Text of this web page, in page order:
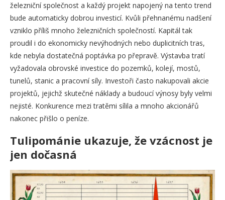
železniční společnost a každý projekt napojený na tento trend
bude automaticky dobrou investicí. Kvůli přehnanému nadšení
vzniklo příliš mnoho železničních společností. Kapitál tak
proudil i do ekonomicky nevýhodných nebo duplicitních tras,
kde nebyla dostatečná poptávka po přepravě. Výstavba tratí
vyžadovala obrovské investice do pozemků, kolejí, mostů,
tunelů, stanic a pracovní síly. Investoři často nakupovali akcie
projektů, jejichž skutečné náklady a budoucí výnosy byly velmi
nejisté. Konkurence mezi tratěmi sílila a mnoho akcionářů
nakonec přišlo o peníze.
Tulipománie ukazuje, že vzácnost je
jen dočasná